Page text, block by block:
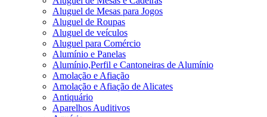
Aluguel de Mesas para Jogos
Aluguel de Roupas
Aluguel de veículos
Aluguel para Comércio
Alumínio e Panelas
Alumínio,Perfil e Cantoneiras de Alumínio
Amolação e Afiação
Amolação e Afiação de Alicates
Antiquário
Aparelhos Auditivos